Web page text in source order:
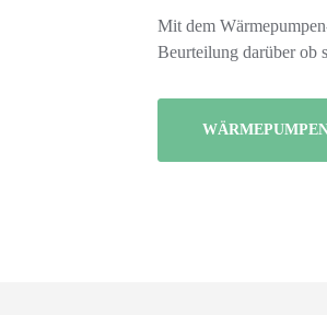
Mit dem
Beurteilung darüber ob